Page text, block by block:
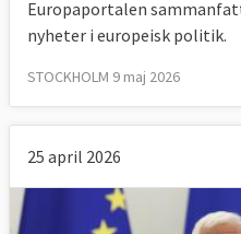
Europaportalen
nyheter i europeisk politik.
STOCKHOLM 9 maj 2026
25 april 2026